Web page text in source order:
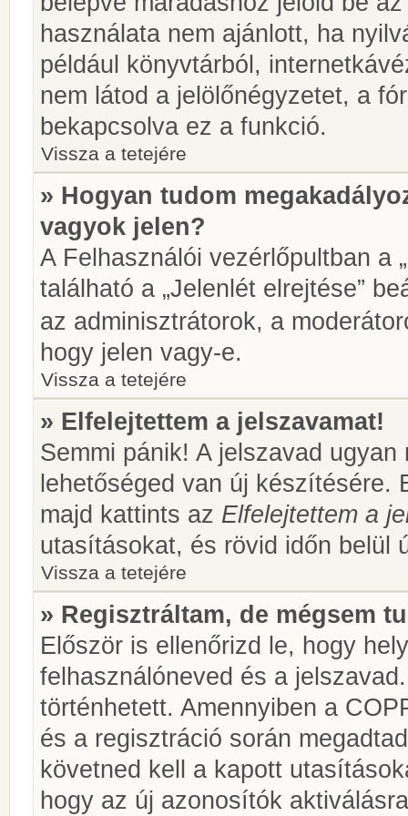
használata nem ajánlott, ha
például könyvtárból,
nem látod a jelölőnégyzetet, a
bekapcsolva ez a funkció.
Vissza a tetejére
» Hogyan tudom
vagyok jelen?
A Felhasználói vezérlőpultban a
található a „Jelenlét elrejtése”
az adminisztrátorok, a
hogy jelen vagy-e.
Vissza a tetejére
» Elfelejtettem a jelszavamat!
Semmi pánik! A jelszavad
lehetőséged van új készítésére.
majd kattints az Elfelejtettem a
utasításokat, és rövid időn belül
Vissza a tetejére
» Regisztráltam, de mégsem
Először is ellenőrizd le, hogy
felhasználóneved és a
történhetett. Amennyiben a
és a regisztráció során
követned kell a kapott
hogy az új azonosítók